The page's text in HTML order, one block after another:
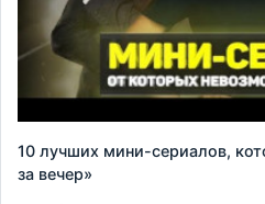
10 лучших мини-сериалов,
за вечер»